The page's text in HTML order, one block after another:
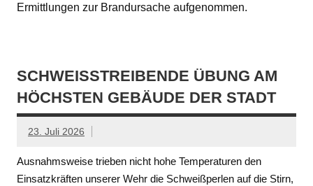
Ermittlungen zur Brandursache aufgenommen.
SCHWEISSTREIBENDE ÜBUNG AM H
ÖCHSTEN GEBÄUDE DER STADT
23. Juli 2026
Ausnahmsweise trieben nicht hohe Temperaturen den
Einsatzkräften unserer Wehr die Schweißperlen auf die Stirn,